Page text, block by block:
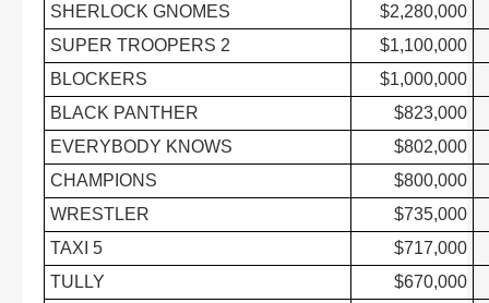
SHERLOCK GNOMES
$2,280,000
SUPER TROOPERS 2
$1,100,000
BLOCKERS
$1,000,000
BLACK PANTHER
$823,000
EVERYBODY KNOWS
$802,000
CHAMPIONS
$800,000
WRESTLER
$735,000
TAXI 5
$717,000
TULLY
$670,000